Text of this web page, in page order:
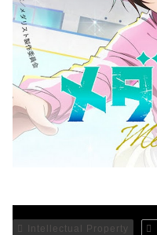
Intellectual Property